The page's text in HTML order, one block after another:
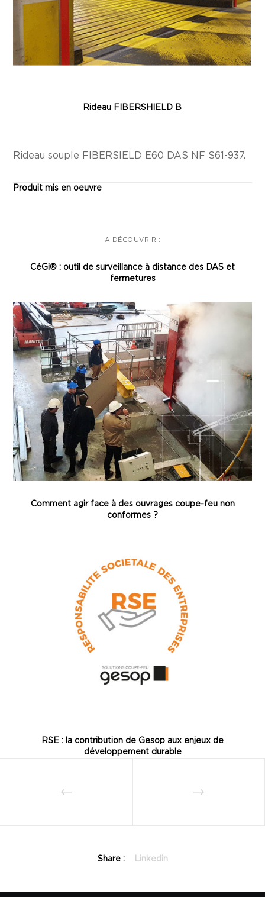
Rideau FIBERSHIELD B
Rideau souple FIBERSIELD E60 DAS NF S61-937.
Produit mis en oeuvre
A DÉCOUVRIR :
CéGi® : outil de surveillance à distance des DAS et
fermetures
Comment agir face à des ouvrages coupe-feu non
conformes ?
RSE : la contribution de Gesop aux enjeux de
développement durable
Share : Linkedin